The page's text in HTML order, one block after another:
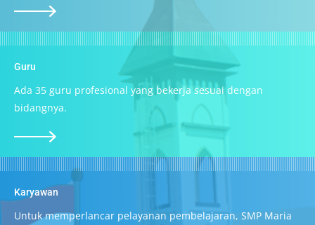
Guru
Ada 35 guru profesional yang bekerja sesuai dengan
bidangnya.
Karyawan
Untuk memperlancar pelayanan pembelajaran, SMP Maria